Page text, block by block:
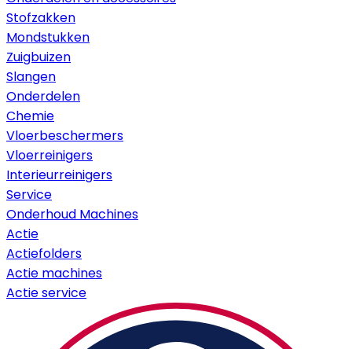
Stofzakken
Mondstukken
Zuigbuizen
Slangen
Onderdelen
Chemie
Vloerbeschermers
Vloerreinigers
Interieurreinigers
Service
Onderhoud Machines
Actie
Actiefolders
Actie machines
Actie service